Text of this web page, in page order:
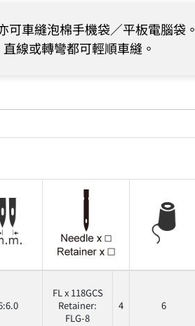
可車縫泡棉手機袋／平板電腦袋。
線或轉彎都可輕順車縫。
FL x 118GCS
Retainer:
FLG-8
4 6